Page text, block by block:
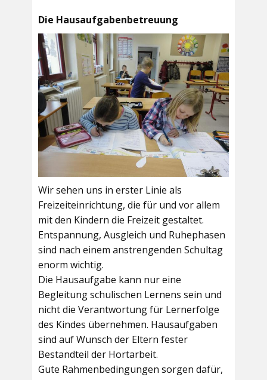
Die Hausaufgabenbetreuung
Wir sehen uns in erster Linie als
Freizeiteinrichtung, die für und vor allem
mit den Kindern die Freizeit gestaltet.
Entspannung, Ausgleich und Ruhephasen
sind nach einem anstrengenden Schultag
enorm wichtig.
Die Hausaufgabe kann nur eine
Begleitung schulischen Lernens sein und
nicht die Verantwortung für Lernerfolge
des Kindes übernehmen. Hausaufgaben
sind auf Wunsch der Eltern fester
Bestandteil der Hortarbeit.
Gute Rahmenbedingungen sorgen dafür,